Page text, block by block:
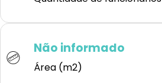
Não informado
Área (m2)